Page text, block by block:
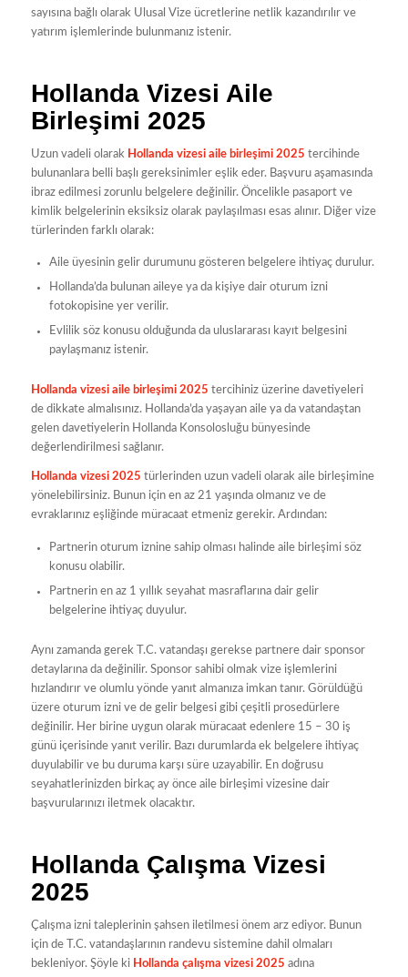
sayısına bağlı olarak Ulusal Vize ücretlerine netlik kazandırılır ve
yatırım işlemlerinde bulunmanız istenir.
Hollanda Vizesi Aile
Birleşimi 2025
Uzun vadeli olarak Hollanda vizesi aile birleşimi 2025 tercihinde
bulunanlara belli başlı gereksinimler eşlik eder. Başvuru aşamasında
ibraz edilmesi zorunlu belgelere değinilir. Öncelikle pasaport ve
kimlik belgelerinin eksiksiz olarak paylaşılması esas alınır. Diğer vize
türlerinden farklı olarak:
Aile üyesinin gelir durumunu gösteren belgelere ihtiyaç durulur.
Hollanda’da bulunan aileye ya da kişiye dair oturum izni
fotokopisine yer verilir.
Evlilik söz konusu olduğunda da uluslararası kayıt belgesini
paylaşmanız istenir.
Hollanda vizesi aile birleşimi 2025 tercihiniz üzerine davetiyeleri
de dikkate almalısınız. Hollanda’da yaşayan aile ya da vatandaştan
gelen davetiyelerin Hollanda Konsolosluğu bünyesinde
değerlendirilmesi sağlanır.
Hollanda vizesi 2025 türlerinden uzun vadeli olarak aile birleşimine
yönelebilirsiniz. Bunun için en az 21 yaşında olmanız ve de
evraklarınız eşliğinde müracaat etmeniz gerekir. Ardından:
Partnerin oturum iznine sahip olması halinde aile birleşimi söz
konusu olabilir.
Partnerin en az 1 yıllık seyahat masraflarına dair gelir
belgelerine ihtiyaç duyulur.
Aynı zamanda gerek T.C. vatandaşı gerekse partnere dair sponsor
detaylarına da değinilir. Sponsor sahibi olmak vize işlemlerini
hızlandırır ve olumlu yönde yanıt almanıza imkan tanır. Görüldüğü
üzere oturum izni ve de gelir belgesi gibi çeşitli prosedürlere
değinilir. Her birine uygun olarak müracaat edenlere 15 – 30 iş
günü içerisinde yanıt verilir. Bazı durumlarda ek belgelere ihtiyaç
duyulabilir ve bu duruma karşı süre uzayabilir. En doğrusu
seyahatlerinizden birkaç ay önce aile birleşimi vizesine dair
başvurularınızı iletmek olacaktır.
Hollanda Çalışma Vizesi
2025
Çalışma izni taleplerinin şahsen iletilmesi önem arz ediyor. Bunun
için de T.C. vatandaşlarının randevu sistemine dahil olmaları
bekleniyor. Şöyle ki Hollanda çalışma vizesi 2025 adına